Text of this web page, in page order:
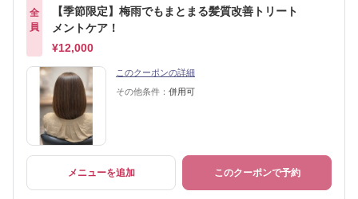
全
員
【季節限定】梅雨でもまとまる髪質改善トリート
メントケア！
¥12,000
このクーポンの詳細
その他条件： 併用可
メニューを追加 このクーポンで予約